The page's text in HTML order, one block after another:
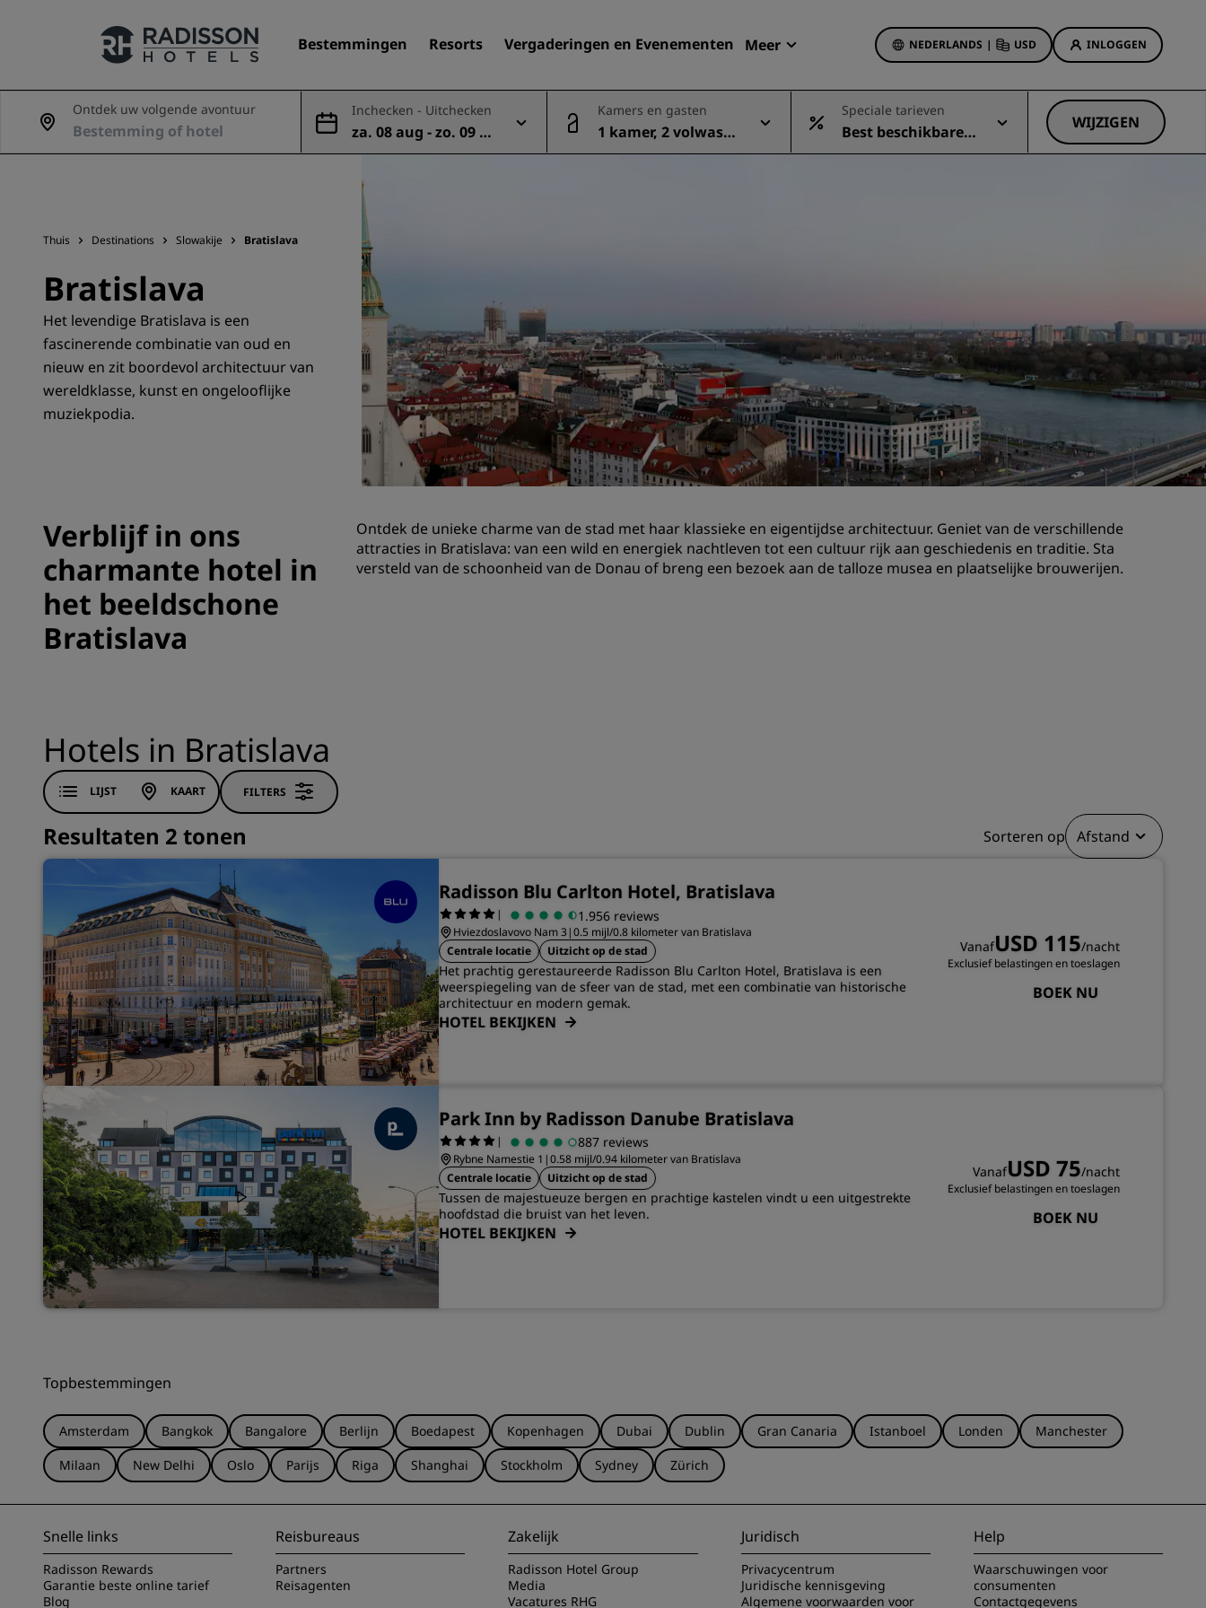
Bestemmingen Resorts Vergaderingen en Evenementen Meer
Aanbiedingen
Radisson Rewards
Mijn boekingen
NEDERLANDS | USD INLOGGEN
Onze merken
Uw hortel zoeken
Vergaderingen en
evenementen
Ontdek Radisson Meetings
Boek een vergaderruimte
Een offerte aanvragen
Evenementbestemmingen
Vluchten zoeken
Hotelaanbiedingen
Reisideeën
Gezinsvriendelijke hotels
Rad Pets
Bruiloftslocaties
Duurzame verblijven
Sportteams verblijven
Hotels in het stadscentrum
Bezoek onze blog
Ontdek uw volgende avontuur Inchecken - Uitchecken
za. 08 aug - zo. 09 a
ug
Kamers en gasten
1 kamer, 2 volwasse
nen
Speciale tarieven
Best beschikbare t
arief
WIJZIGEN
Thuis Destinations Slowakije Bratislava
Bratislava
Het levendige Bratislava is een
fascinerende combinatie van oud en
nieuw en zit boordevol architectuur van
wereldklasse, kunst en ongelooflijke
muziekpodia.
Verblijf in ons
charmante hotel in
het beeldschone
Bratislava
Ontdek de unieke charme van de stad met haar klassieke en eigentijdse architectuur. Geniet van de verschillende
attracties in Bratislava: van een wild en energiek nachtleven tot een cultuur rijk aan geschiedenis en traditie. Sta
versteld van de schoonheid van de Donau of breng een bezoek aan de talloze musea en plaatselijke brouwerijen.
Hotels in Bratislava
LIJST KAART FILTERS
Resultaten 2 tonen Sorteren op Afstand
Radisson Blu Carlton Hotel, Bratislava
| 1.956 reviews
Hviezdoslavovo Nam 3 |0.5 mijl/0.8 kilometer van Bratislava
Centrale locatie
Uitzicht op de stad
Het prachtig gerestaureerde Radisson Blu Carlton Hotel, Bratislava is een
weerspiegeling van de sfeer van de stad, met een combinatie van historische
architectuur en modern gemak.
HOTEL BEKIJKEN
VanafUSD 115/nacht
Exclusief belastingen en toeslagen
BOEK NU
Park Inn by Radisson Danube Bratislava
| 887 reviews
Rybne Namestie 1 |0.58 mijl/0.94 kilometer van Bratislava
Centrale locatie
Uitzicht op de stad
Tussen de majestueuze bergen en prachtige kastelen vindt u een uitgestrekte
hoofdstad die bruist van het leven.
HOTEL BEKIJKEN
VanafUSD 75/nacht
Exclusief belastingen en toeslagen
BOEK NU
Topbestemmingen
Amsterdam Bangkok Bangalore Berlijn Boedapest Kopenhagen Dubai Dublin Gran Canaria Istanboel Londen
Manchester
Milaan
New Delhi Oslo Parijs Riga Shanghai Stockholm Sydney Zürich
Snelle links
Radisson Rewards
Garantie beste online tarief
Blog
Reisbureaus
Partners
Reisagenten
Zakelijk
Radisson Hotel Group
Media
Vacatures RHG
Juridisch
Privacycentrum
Juridische kennisgeving
Algemene voorwaarden voor
Help
Waarschuwingen voor
consumenten
Contactgegevens